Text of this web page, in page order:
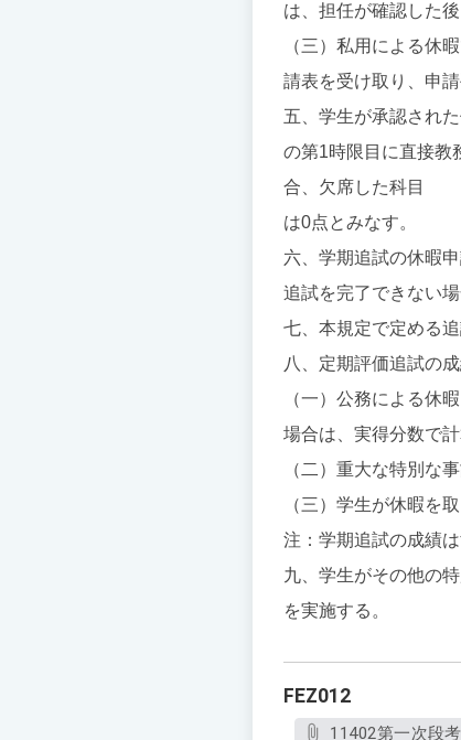
は、担任が確認した
（三）私用による休
請表を受け取り、申
五、学生が承認され
の第1時限目に直接教
合、欠席した科目
は0点とみなす。
六、学期追試の休暇
追試を完了できない
七、本規定で定める
八、定期評価追試の成
（一）公務による休
場合は、実得分数で計
（二）重大な特別な
（三）学生が休暇を
注：学期追試の成績
九、学生がその他の
を実施する。
FEZ012
11402第一次段